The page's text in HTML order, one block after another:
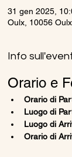
31 gen 2025,
Oulx, 10056
Info
Orario e
Orario di
Luogo di
Luogo di
Orario di